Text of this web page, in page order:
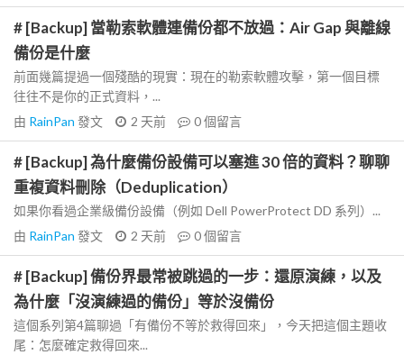
# [Backup] 當勒索軟體連備份都不放過：Air Gap 與離線
備份是什麼
前面幾篇提過一個殘酷的現實：現在的勒索軟體攻擊，第一個目標
往往不是你的正式資料，...
由 RainPan 發文 2 天前 0個留言
# [Backup] 為什麼備份設備可以塞進 30 倍的資料？聊聊
重複資料刪除（Deduplication）
如果你看過企業級備份設備（例如 Dell PowerProtect DD 系列）...
由 RainPan 發文 2 天前 0個留言
# [Backup] 備份界最常被跳過的一步：還原演練，以及
為什麼「沒演練過的備份」等於沒備份
這個系列第4篇聊過「有備份不等於救得回來」，今天把這個主題收
尾：怎麼確定救得回來...